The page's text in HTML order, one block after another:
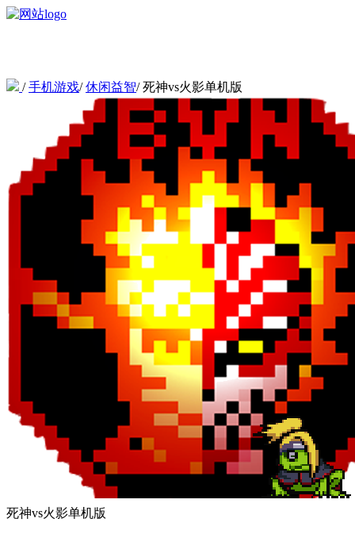
/手机游戏/休闲益智/死神vs火影单机版
死神vs火影单机版